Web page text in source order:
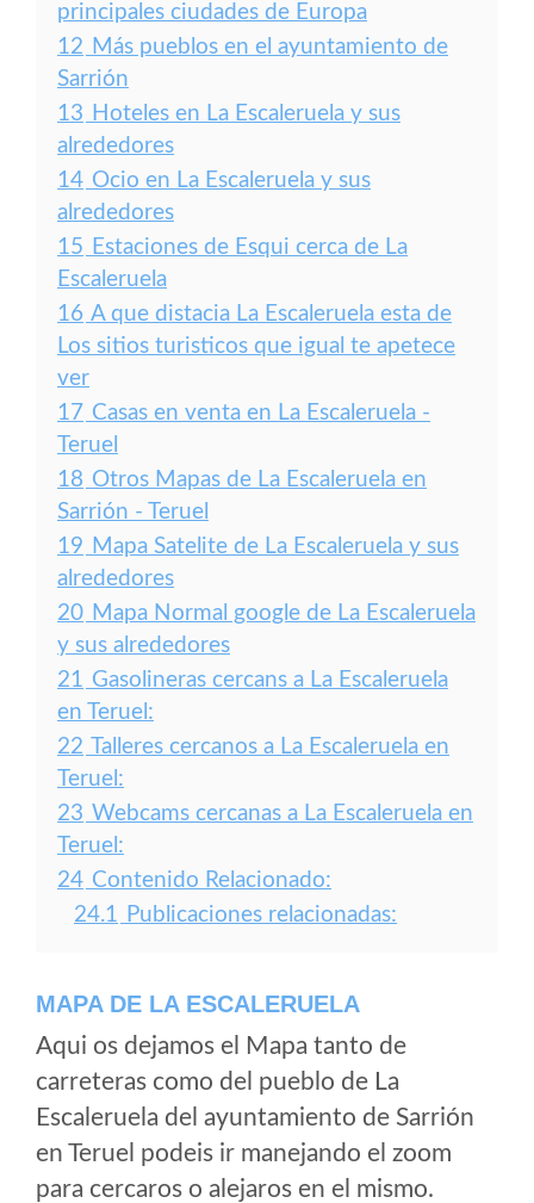
principales ciudades de Europa
12 Más pueblos en el ayuntamiento de
Sarrión
13 Hoteles en La Escaleruela y sus
alrededores
14 Ocio en La Escaleruela y sus
alrededores
15 Estaciones de Esqui cerca de La
Escaleruela
16 A que distacia La Escaleruela esta de
Los sitios turisticos que igual te apetece
ver
17 Casas en venta en La Escaleruela -
Teruel
18 Otros Mapas de La Escaleruela en
Sarrión - Teruel
19 Mapa Satelite de La Escaleruela y sus
alrededores
20 Mapa Normal google de La Escaleruela
y sus alrededores
21 Gasolineras cercans a La Escaleruela
en Teruel:
22 Talleres cercanos a La Escaleruela en
Teruel:
23 Webcams cercanas a La Escaleruela en
Teruel:
24 Contenido Relacionado:
24.1 Publicaciones relacionadas:
MAPA DE LA ESCALERUELA
Aqui os dejamos el Mapa tanto de
carreteras como del pueblo de La
Escaleruela del ayuntamiento de Sarrión
en Teruel podeis ir manejando el zoom
para cercaros o alejaros en el mismo.